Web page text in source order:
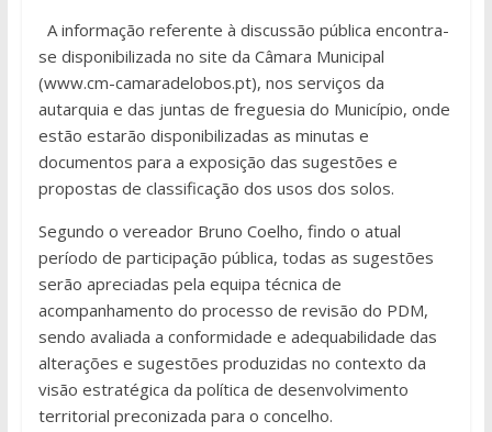
A informação referente à discussão pública encontra-
se disponibilizada no site da Câmara Municipal
(www.cm-camaradelobos.pt), nos serviços da
autarquia e das juntas de freguesia do Município, onde
estão estarão disponibilizadas as minutas e
documentos para a exposição das sugestões e
propostas de classificação dos usos dos solos.
Segundo o vereador Bruno Coelho, findo o atual
período de participação pública, todas as sugestões
serão apreciadas pela equipa técnica de
acompanhamento do processo de revisão do PDM,
sendo avaliada a conformidade e adequabilidade das
alterações e sugestões produzidas no contexto da
visão estratégica da política de desenvolvimento
territorial preconizada para o concelho.